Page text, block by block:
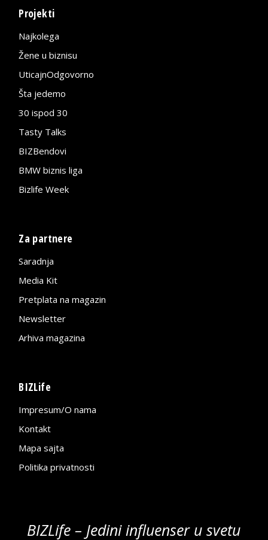
Projekti
Najkolega
Žene u biznisu
UticajnOdgovorno
Šta jedemo
30 ispod 30
Tasty Talks
BIZBendovi
BMW biznis liga
Bizlife Week
Za partnere
Saradnja
Media Kit
Pretplata na magazin
Newsletter
Arhiva magazina
BIZLife
Impresum/O nama
Kontakt
Mapa sajta
Politika privatnosti
BIZLife – Jedini influenser u svetu